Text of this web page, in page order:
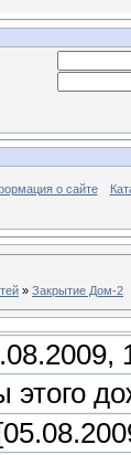
о сайте
» Закрытие Дом-2